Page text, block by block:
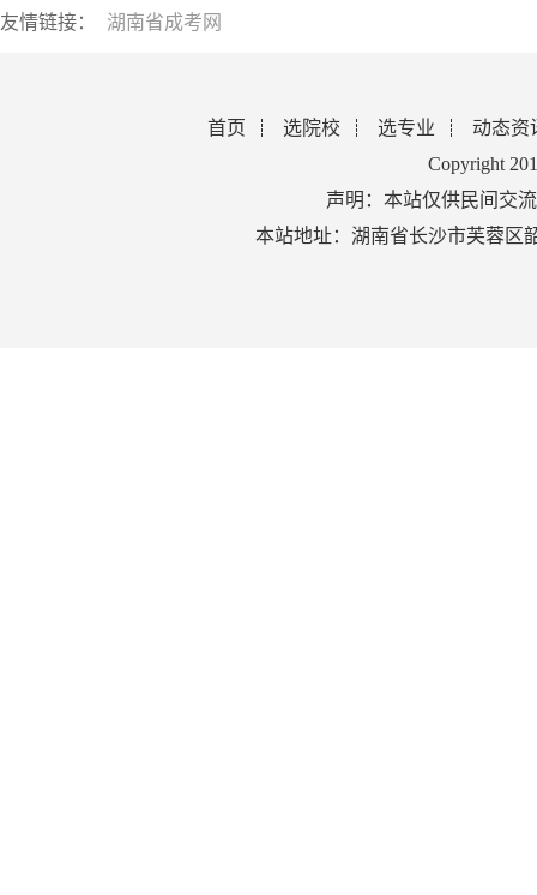
友情链接： 湖南省成考网
首页 选院校 选专业
动态资
Copyright
声明：本站仅供民间交
本站地址：湖南省长沙市芙蓉区